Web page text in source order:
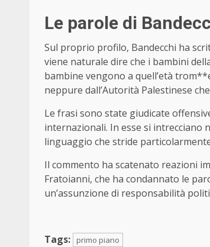
Le parole di
Sul proprio profilo, Bandecchi ha
viene naturale dire che i bambini
bambine vengono a quell’età
neppure dall’Autorità Palestinese
Le frasi sono state giudicate
internazionali. In esse si intrecciano
linguaggio che stride
Il commento ha scatenato reazioni
Fratoianni, che ha condannato le
un’assunzione di responsabilità
Tags: primo piano